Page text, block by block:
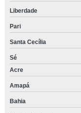
Liberdade
Pari
Santa Cecília
Sé
Acre
Amapá
Bahia